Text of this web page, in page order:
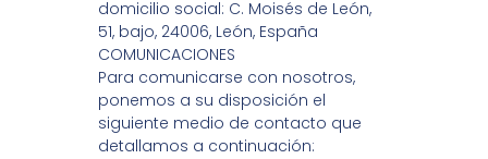
domicilio social: C. Moisés de León,
51, bajo, 24006, León, España
COMUNICACIONES
Para comunicarse con nosotros,
ponemos a su disposición el
siguiente medio de contacto que
detallamos a continuación: